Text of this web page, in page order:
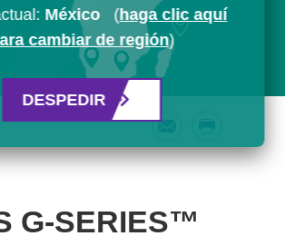
G-SERIES™
México (haga clic aquí
cambiar de región)
DESPEDIR